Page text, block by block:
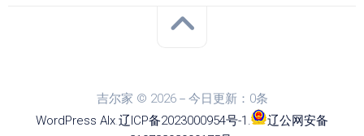
吉尔家 © 2026－今日更新：0条
WordPress Alx.辽ICP备2023000954号-1 .
辽公网安备